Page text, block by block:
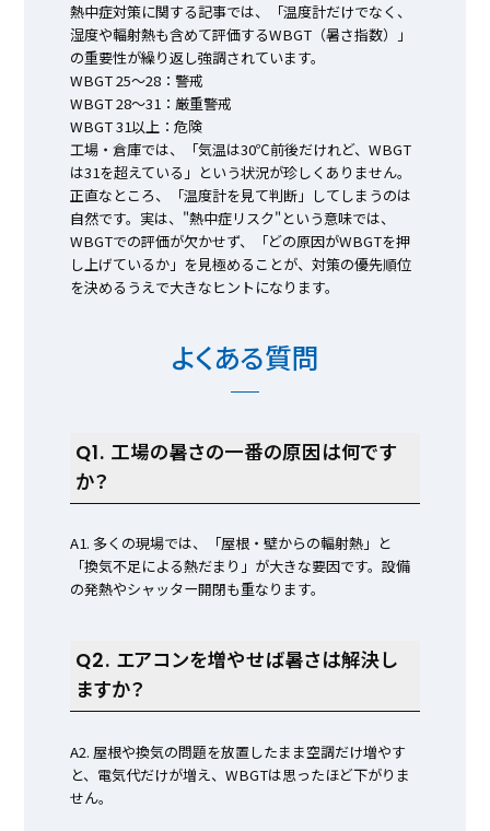
熱中症対策に関する記事では、「温度計だけでなく、
湿度や輻射熱も含めて評価するWBGT（暑さ指数）」
の重要性が繰り返し強調されています。
WBGT 25〜28：警戒
WBGT 28〜31：厳重警戒
WBGT 31以上：危険
工場・倉庫では、「気温は30℃前後だけれど、WBGT
は31を超えている」という状況が珍しくありません。
正直なところ、「温度計を見て判断」してしまうのは
自然です。実は、"熱中症リスク"という意味では、
WBGTでの評価が欠かせず、「どの原因がWBGTを押
し上げているか」を見極めることが、対策の優先順位
を決めるうえで大きなヒントになります。
よくある質問
Q1. 工場の暑さの一番の原因は何です
か？
A1. 多くの現場では、「屋根・壁からの輻射熱」と
「換気不足による熱だまり」が大きな要因です。設備
の発熱やシャッター開閉も重なります。
Q2. エアコンを増やせば暑さは解決し
ますか？
A2. 屋根や換気の問題を放置したまま空調だけ増やす
と、電気代だけが増え、WBGTは思ったほど下がりま
せん。